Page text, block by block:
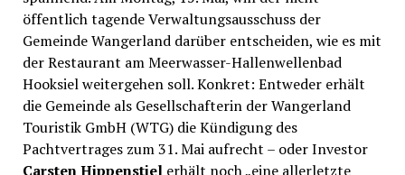
öffentlich tagende Verwaltungsausschuss der
Gemeinde Wangerland darüber entscheiden, wie es mit
der Restaurant am Meerwasser-Hallenwellenbad
Hooksiel weitergehen soll. Konkret: Entweder erhält
die Gemeinde als Gesellschafterin der Wangerland
Touristik GmbH (WTG) die Kündigung des
Pachtvertrages zum 31. Mai aufrecht – oder Investor
Carsten Hippenstiel erhält noch „eine allerletzte